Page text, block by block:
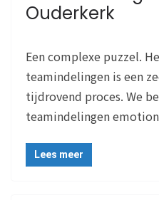
Ouderkerk
Een complexe puzzel.
teamindelingen is een
tijdrovend proces. We
teamindelingen
Lees meer